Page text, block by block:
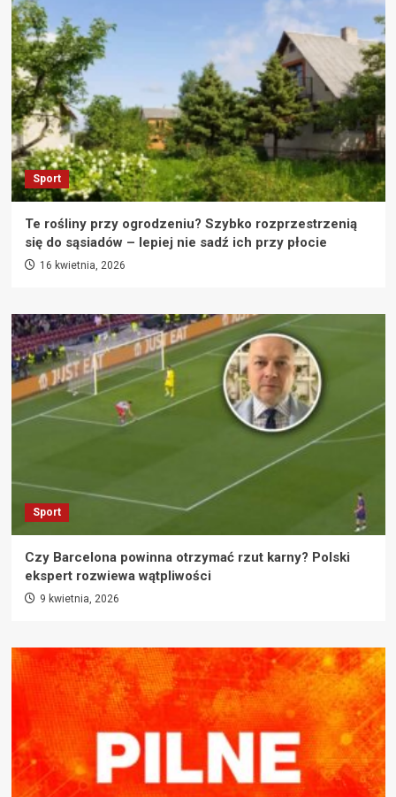
Sport
Te rośliny przy ogrodzeniu? Szybko rozprzestrzenią
się do sąsiadów – lepiej nie sadź ich przy płocie
16 kwietnia, 2026
Sport
Czy Barcelona powinna otrzymać rzut karny? Polski
ekspert rozwiewa wątpliwości
9 kwietnia, 2026